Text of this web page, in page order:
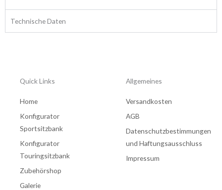
Technische Daten
Quick Links
Home
Konfigurator
Sportsitzbank
Konfigurator
Touringsitzbank
Zubehörshop
Galerie
Allgemeines
Versandkosten
AGB
Datenschutzbestimmungen
und Haftungsausschluss
Impressum